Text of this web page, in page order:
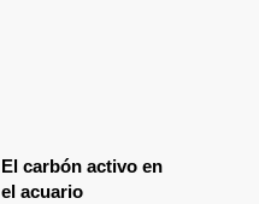
El carbón activo en
el acuario